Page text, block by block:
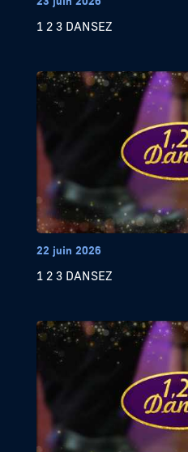
1 2 3 DANSEZ
22 juin 2026
1 2 3 DANSEZ